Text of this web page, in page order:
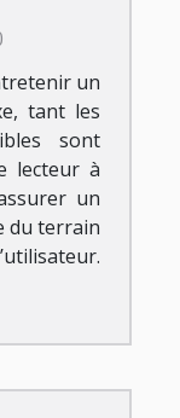
un
tant les
sont
lecteur à
un
du terrain